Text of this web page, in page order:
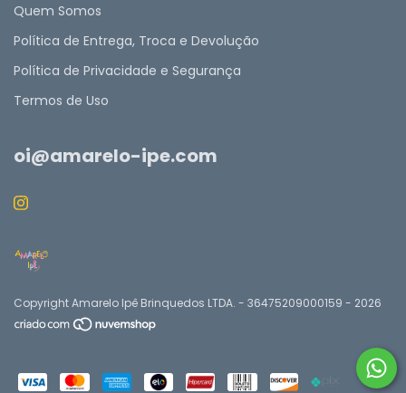
Quem Somos
Política de Entrega, Troca e Devolução
Política de Privacidade e Segurança
Termos de Uso
oi@amarelo-ipe.com
Copyright Amarelo Ipê Brinquedos LTDA. - 36475209000159 - 2026